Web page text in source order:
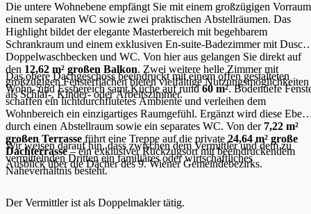
Die untere Wohnebene empfängt Sie mit einem großzügigen
einem separaten WC sowie zwei praktischen Abstellräumen. Das
Highlight bildet der elegante Masterbereich mit begehbarem
Schrankraum und einem exklusiven En-suite-Badezimmer mit
Doppelwaschbecken und WC. Von hier aus gelangen Sie direkt auf
den 12,62 m² großen Balkon. Zwei weitere helle Zimmer mit
großzügigen Fensterflächen bieten vielfältige Nutzungsmöglichkeiten
als Schlaf-, Kinder- oder Arbeitszimmer.
Das obere Dachgeschoss beeindruckt mit einem offen gestalteten
Wohn- und Essbereich samt Küche auf rund60 m². Bodentiefe
schaffen ein lichtdurchflutetes Ambiente und verleihen dem
Wohnbereich ein einzigartiges Raumgefühl. Ergänzt wird diese
durch einen Abstellraum sowie ein separates WC. Von der 7,22 m²
großen Terrasse führt eine Treppe auf die private 24,64 m² große
Dachterrasse– ein exklusiver Rückzugsort mit beeindruckendem
Ausblick über die Dächer des 9. Wiener Gemeindebezirks.
Wir weisen darauf hin, dass zwischen dem Vermittler und dem zu
vermittelnden Dritten ein familiäres oder wirtschaftliches
Naheverhältnis besteht.
Der Vermittler ist als Doppelmakler tätig.